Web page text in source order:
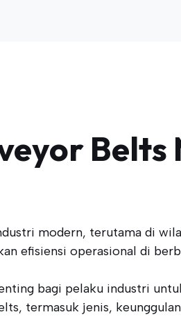
modern, terutama di
efisiensi operasional di
bagi pelaku industri
termasuk jenis,